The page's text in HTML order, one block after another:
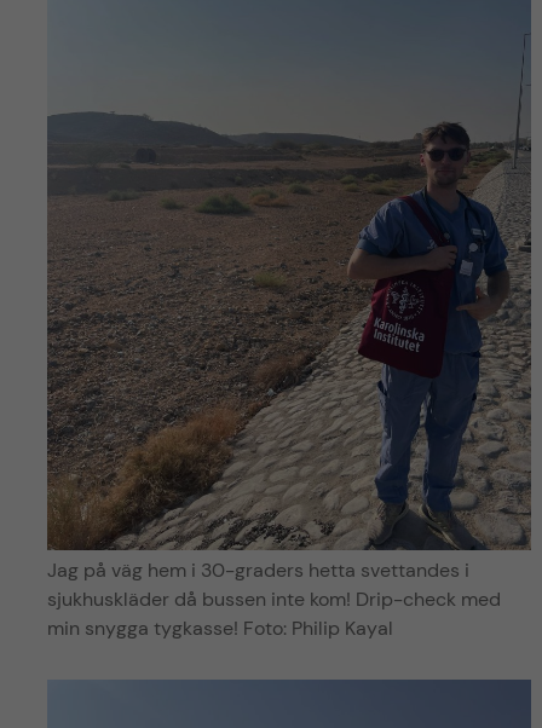
Jag på väg hem i 30-graders hetta svettandes i
sjukhuskläder då bussen inte kom! Drip-check med
min snygga tygkasse! Foto: Philip Kayal